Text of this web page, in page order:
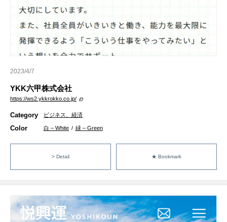
2023/4/7
YKK六甲株式会社
https://ws2.ykkrokko.co.jp/
Category ビジネス、経済
Color 白 – White / 緑 – Green
> Detail ★ Bookmark